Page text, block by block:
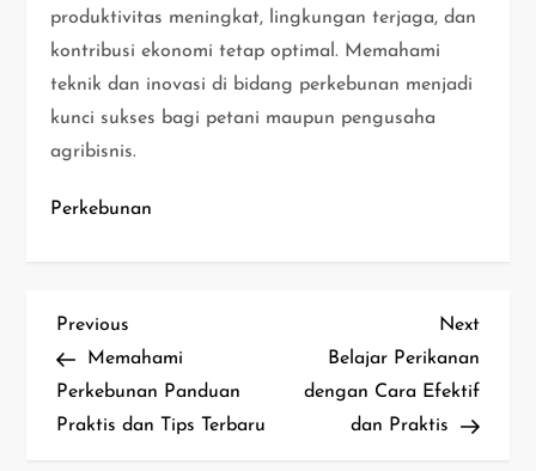
produktivitas meningkat, lingkungan terjaga, dan
kontribusi ekonomi tetap optimal. Memahami
teknik dan inovasi di bidang perkebunan menjadi
kunci sukses bagi petani maupun pengusaha
agribisnis.
Perkebunan
N
a
v
Previous
Post
Previous
Memahami
Perkebunan Panduan
Praktis dan Tips Terbaru
Next
Post
Next
Belajar Perikanan
dengan Cara Efektif
dan Praktis